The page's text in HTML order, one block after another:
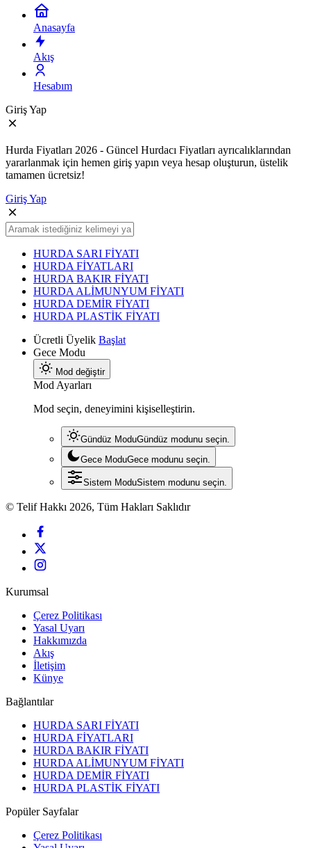
Anasayfa
Akış
Hesabım
Giriş Yap
Hurda Fiyatları 2026 - Güncel Hurdacı Fiyatları ayrıcalıklarından
yararlanmak için hemen giriş yapın veya hesap oluşturun, üstelik
tamamen ücretsiz!
Giriş Yap
HURDA SARI FİYATI
HURDA FİYATLARI
HURDA BAKIR FİYATI
HURDA ALİMUNYUM FİYATI
HURDA DEMİR FİYATI
HURDA PLASTİK FİYATI
Ücretli Üyelik Başlat
Gece Modu
Mod değiştir
Mod Ayarları
Mod seçin, deneyimini kişiselleştirin.
Gündüz ModuGündüz modunu seçin.
Gece ModuGece modunu seçin.
Sistem ModuSistem modunu seçin.
© Telif Hakkı 2026, Tüm Hakları Saklıdır
Kurumsal
Çerez Politikası
Yasal Uyarı
Hakkımızda
Akış
İletişim
Künye
Bağlantılar
HURDA SARI FİYATI
HURDA FİYATLARI
HURDA BAKIR FİYATI
HURDA ALİMUNYUM FİYATI
HURDA DEMİR FİYATI
HURDA PLASTİK FİYATI
Popüler Sayfalar
Çerez Politikası